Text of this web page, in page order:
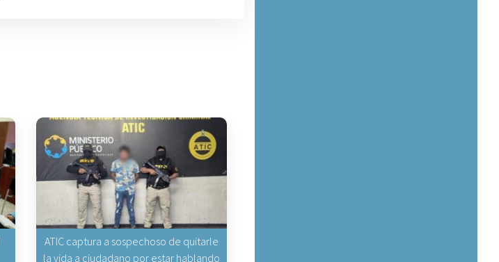
ATIC captura a sospechoso de quitarle
la vida a ciudadano por estar hablando